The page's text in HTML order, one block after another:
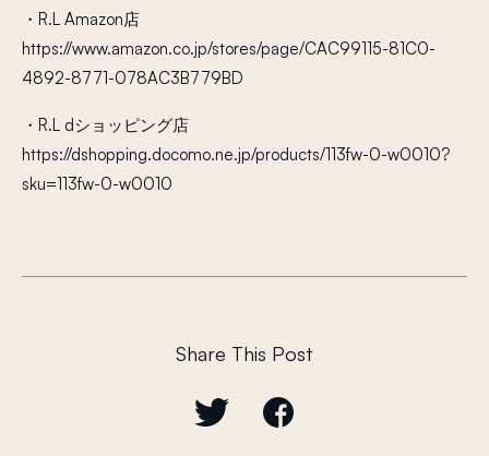
・R.L Amazon店
https://www.amazon.co.jp/stores/page/CAC99115-81C0-
4892-8771-078AC3B779BD
・R.L dショッピング店
https://dshopping.docomo.ne.jp/products/113fw-0-w0010?
sku=113fw-0-w0010
Share This Post